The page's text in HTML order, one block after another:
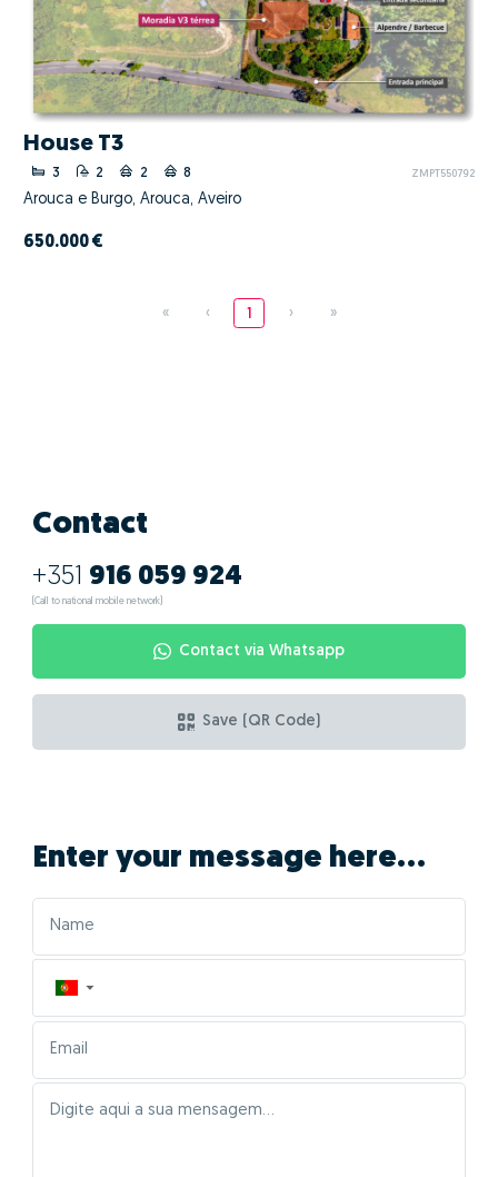
House T3
3 2 2 8 ZMPT550792
Arouca e Burgo, Arouca, Aveiro
650.000 €
« ‹ 1 › »
Contact
+351 916 059 924
(Call to national mobile network)
Contact via Whatsapp
Save (QR Code)
Enter your message here...
▼